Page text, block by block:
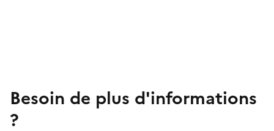
Besoin de plus d'informations
?